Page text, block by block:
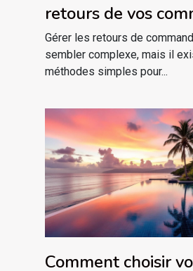
retours de vos
sans tracas
Gérer les retours de
sembler complexe, mais il
méthodes simples pour...
Comment choisir